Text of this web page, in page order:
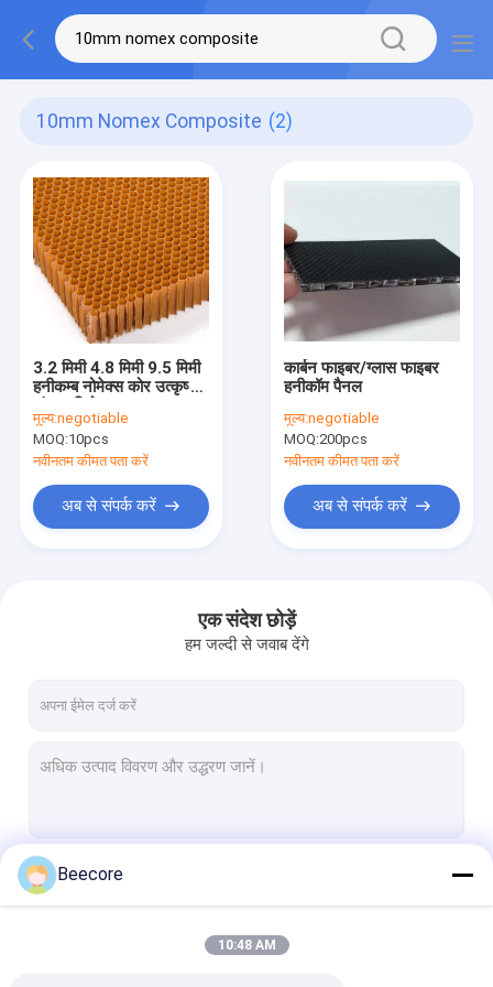
10mm Nomex Composite (2)
3.2 मिमी 4.8 मिमी 9.5 मिमी
हनीकम्ब नोमेक्स कोर उत्कृष्ट
मूल्य:negotiable
MOQ:10pcs
नवीनतम कीमत पता करें
अब से संपर्क करें
कार्बन फाइबर/ग्लास फाइबर
हनीकॉम पैनल
मूल्य:negotiable
MOQ:200pcs
नवीनतम कीमत पता करें
अब से संपर्क करें
एक संदेश छोड़ें
हम जल्दी से जवाब देंगे
Beecore
10:48 AM